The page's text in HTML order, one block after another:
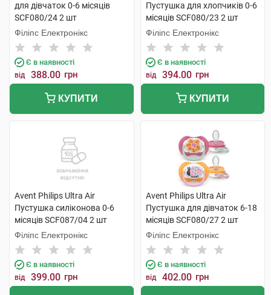
для дівчаток 0-6 місяців
SCF080/24 2 шт
Філіпс Електронікс
Є в наявності
від 388.00 грн
КУПИТИ
Пустушка для хлопчиків 0-6
місяців SCF080/23 2 шт
Філіпс Електронікс
Є в наявності
від 394.00 грн
КУПИТИ
Avent Philips Ultra Air
Пустушка силіконова 0-6
місяців SCF087/04 2 шт
Філіпс Електронікс
Є в наявності
від 399.00 грн
Avent Philips Ultra Air
Пустушка для дівчаток 6-18
місяців SCF080/27 2 шт
Філіпс Електронікс
Є в наявності
від 402.00 грн